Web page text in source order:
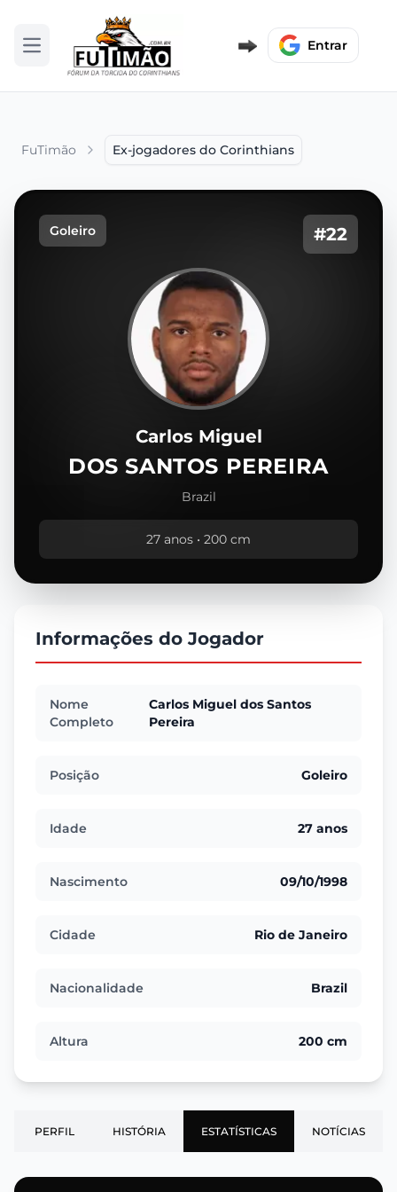
Abrir menu Entrar
FuTimão Ex-jogadores do Corinthians
Goleiro #22
Carlos Miguel
DOS SANTOS PEREIRA
Brazil
27 anos • 200 cm
Informações do Jogador
Nome
Completo
Carlos Miguel dos Santos
Pereira
Posição Goleiro
Idade 27 anos
Nascimento 09/10/1998
Cidade Rio de Janeiro
Nacionalidade Brazil
Altura 200 cm
PERFIL HISTÓRIA ESTATÍSTICAS NOTÍCIAS